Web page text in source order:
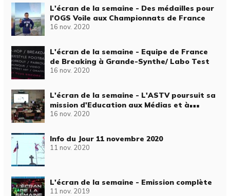
L'écran de la semaine - Des médailles pour
l'OGS Voile aux Championnats de France
16 nov. 2020
L'écran de la semaine - Equipe de France
de Breaking à Grande-Synthe/ Labo Test
16 nov. 2020
L'écran de la semaine - L'ASTV poursuit sa
mission d'Education aux Médias et à
l'Information dans les établissements
16 nov. 2020
Info du Jour 11 novembre 2020
11 nov. 2020
L'écran de la semaine - Emission complète
11 nov. 2019